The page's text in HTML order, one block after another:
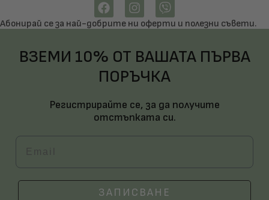
Абонирай се за най-добрите ни оферти и полезни съвети.
ВЗЕМИ 10% ОТ ВАШАТА ПЪРВА
ПОРЪЧКА
Регистрирайте се, за да получите
отстъпката си.
Email
ЗАПИСВАНЕ